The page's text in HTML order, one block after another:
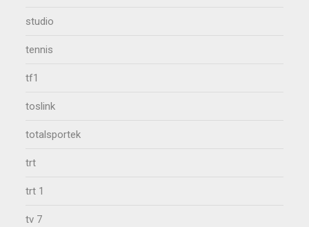
studio
tennis
tf1
toslink
totalsportek
trt
trt 1
tv 7